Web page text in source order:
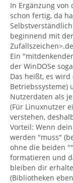
In Ergänzung von
schon fertig, da
beginnend mit
Ein
der WinDOSe
Das heißt, es
Betriebssysteme)
Nutzerdaten als
(Für Linuxnutzer
verstehen,
Vorteil: Wenn
werden "muss"
ohne die beiden
formatieren und
bleiben dir
(Bibliotheken